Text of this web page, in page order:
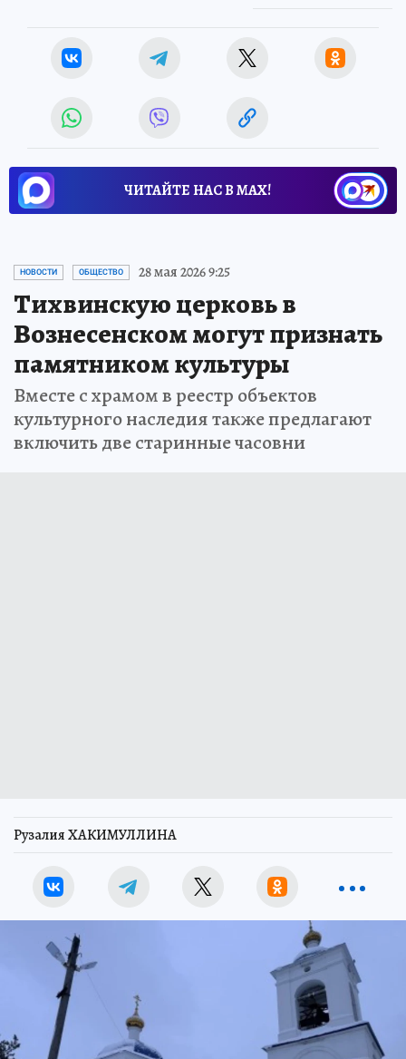
ЧИТАЙТЕ НАС В МАХ!
НОВОСТИ ОБЩЕСТВО 28 мая 2026 9:25
Тихвинскую церковь в
Вознесенском могут признать
памятником культуры
Вместе с храмом в реестр объектов
культурного наследия также предлагают
включить две старинные часовни
Рузалия ХАКИМУЛЛИНА